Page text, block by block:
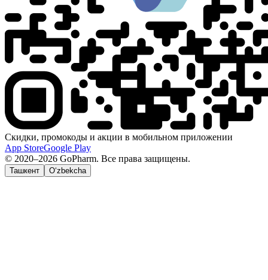
Скидки, промокоды и акции в мобильном приложении
App StoreGoogle Play
© 2020–2026 GoPharm. Все права защищены.
Ташкент O‘zbekcha